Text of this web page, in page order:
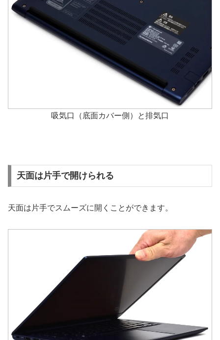
吸気口（底面カバー側）と排気口
天面は片手で開けられる
天面は片手でスムーズに開くことができます。